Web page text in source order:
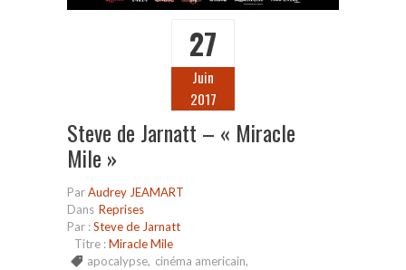
27
Juin
2017
Steve de Jarnatt – « Miracle
Mile »
ParAudrey JEAMART
Dans Reprises
Par :Steve de Jarnatt
Titre :Miracle Mile
apocalypse, cinéma americain,